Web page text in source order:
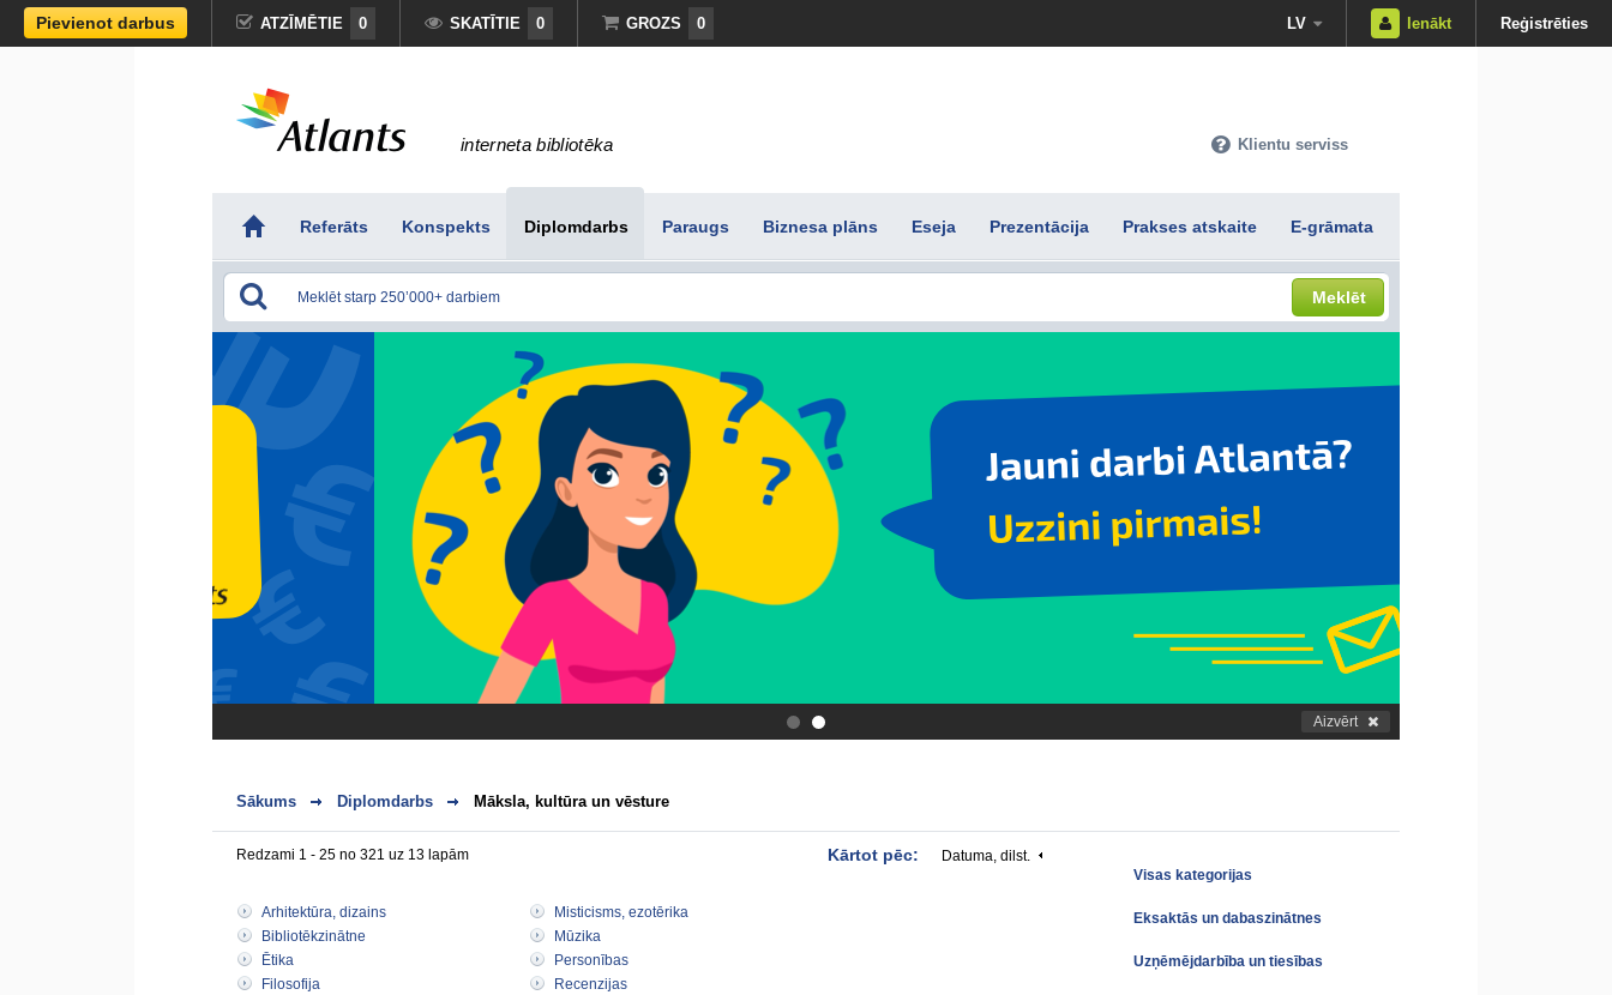
Pievienot darbus ATZĪMĒTIE 0 SKATĪTIE 0 GROZS 0 LV Ienākt Reģistrēties
interneta bibliotēka Klientu serviss
Referāts Konspekts Diplomdarbs Paraugs Biznesa plāns Eseja Prezentācija Prakses atskaite E-grāmata
Meklēt
. Aizvērt
Sākums Diplomdarbs Māksla, kultūra un vēsture
Redzami 1 - 25 no 321 uz 13 lapām Kārtot pēc: Datuma, dilst.
Arhitektūra, dizains
Bibliotēkzinātne
Ētika
Filosofija
Misticisms, ezotērika
Mūzika
Personības
Recenzijas
Visas kategorijas
Eksaktās un dabaszinātnes
Uzņēmējdarbība un tiesības